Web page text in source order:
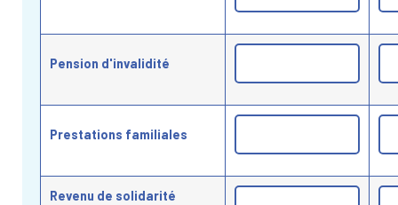
Pension d'invalidité
Prestations familiales
Revenu de solidarité